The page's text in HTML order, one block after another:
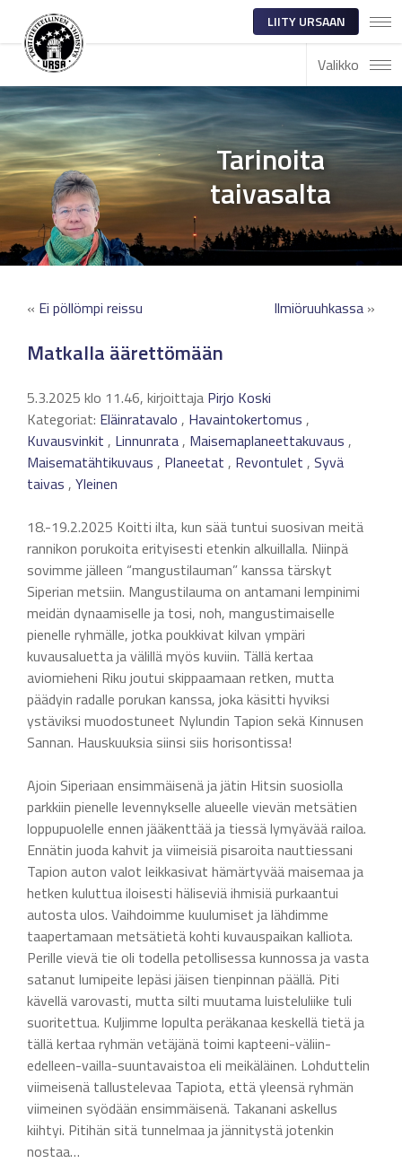
LIITY URSAAN
Valikko
Tarinoita
taivasalta
« Ei pöllömpi reissu Ilmiöruuhkassa »
Matkalla äärettömään
5.3.2025 klo 11.46, kirjoittaja Pirjo Koski
Kategoriat: Eläinratavalo , Havaintokertomus ,
Kuvausvinkit , Linnunrata, Maisemaplaneettakuvaus ,
Maisematähtikuvaus , Planeetat , Revontulet , Syvä
taivas , Yleinen
18.-19.2.2025 Koitti ilta, kun sää tuntui suosivan meitä
rannikon porukoita erityisesti etenkin alkuillalla. Niinpä
sovimme jälleen “mangustilauman” kanssa tärskyt
Siperian metsiin. Mangustilauma on antamani lempinimi
meidän dynaamiselle ja tosi, noh, mangustimaiselle
pienelle ryhmälle, jotka poukkivat kilvan ympäri
kuvausaluetta ja välillä myös kuviin. Tällä kertaa
aviomieheni Riku joutui skippaamaan retken, mutta
päädyin radalle porukan kanssa, joka käsitti hyviksi
ystäviksi muodostuneet Nylundin Tapion sekä Kinnusen
Sannan. Hauskuuksia siinsi siis horisontissa!
Ajoin Siperiaan ensimmäisenä ja jätin Hitsin suosiolla
parkkiin pienelle levennykselle alueelle vievän metsätien
loppupuolelle ennen jääkenttää ja tiessä lymyävää railoa.
Ennätin juoda kahvit ja viimeisiä pisaroita nauttiessani
Tapion auton valot leikkasivat hämärtyvää maisemaa ja
hetken kuluttua iloisesti häliseviä ihmisiä purkaantui
autosta ulos. Vaihdoimme kuulumiset ja lähdimme
taapertamaan metsätietä kohti kuvauspaikan kalliota.
Perille vievä tie oli todella petollisessa kunnossa ja vasta
satanut lumipeite lepäsi jäisen tienpinnan päällä. Piti
kävellä varovasti, mutta silti muutama luisteluliike tuli
suoritettua. Kuljimme lopulta peräkanaa keskellä tietä ja
tällä kertaa ryhmän vetäjänä toimi kapteeni-väliin-
edelleen-vailla-suuntavaistoa eli meikäläinen. Lohduttelin
viimeisenä tallustelevaa Tapiota, että yleensä ryhmän
viimeinen syödään ensimmäisenä. Takanani askellus
kiihtyi. Pitihän sitä tunnelmaa ja jännitystä jotenkin
nostaa…